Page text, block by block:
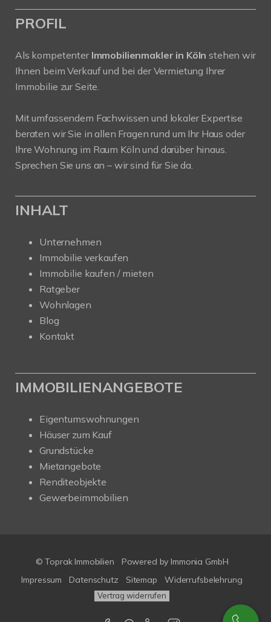
PROFIL
Als kompetenter Immobilienmakler in Köln stehen wir
Ihnen beim Verkauf und bei der Vermietung Ihrer
Immobilie zur Seite.
Mit umfassendem Fachwissen und lokaler Expertise
beraten wir Sie in allen Fragen rund um Ihr Haus oder
Ihre Wohnung im Raum Köln und darüber hinaus.
Sprechen Sie uns an – wir sind für Sie da.
INHALT
Unternehmen
Immobilie verkaufen
Immobilie kaufen / mieten
Ratgeber
Wohnlagen
Blog
Kontakt
IMMOBILIENANGEBOTE
Eigentumswohnungen
Häuser zum Kauf
Grundstücke
Mietangebote
Renditeobjekte
Gewerbeimmobilien
© Toprak Immobilien
Powered by Immonia GmbH
Impressum
Datenschutz Sitemap Widerrufsbelehrung
Vertrag widerrufen